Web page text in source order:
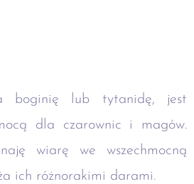
boginię lub tytanidę, jest
dla czarownic i magów.
wiarę we wszechmocną
ich różnorakimi darami.